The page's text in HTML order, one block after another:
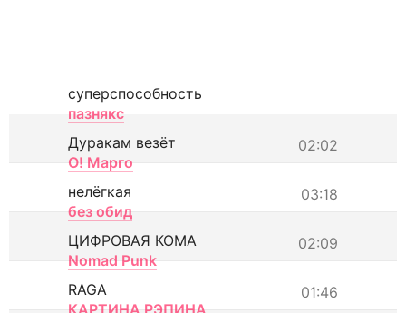
суперспособность
пазнякс
02:02
Дуракам везёт
О! Марго
03:18
нелёгкая
без обид
02:09
ЦИФРОВАЯ КОМА
Nomad Punk
01:46
RAGA
КАРТИНА РЭПИНА